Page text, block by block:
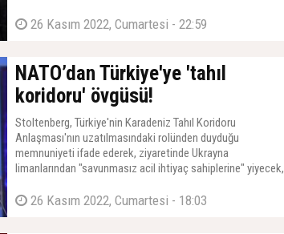
26 Kasım 2022, Cumartesi - 22:59
NATO’dan Türkiye'ye 'tahıl
koridoru' övgüsü!
Stoltenberg, Türkiye'nin Karadeniz Tahıl Koridoru
Anlaşması'nın uzatılmasındaki rolünden duyduğu
memnuniyeti ifade ederek, ziyaretinde Ukrayna
limanlarından "savunmasız acil ihtiyaç sahiplerine" yiyecek,
26 Kasım 2022, Cumartesi - 18:03